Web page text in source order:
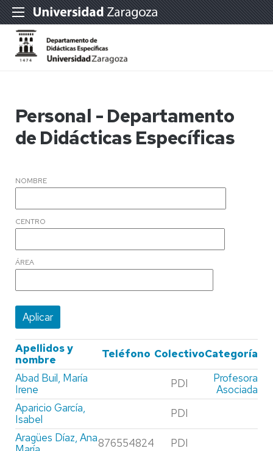
Personal - Departamento
de Didácticas Específicas
NOMBRE
CENTRO
ÁREA
Apellidos y
nombre
Teléfono ColectivoCategoría
Abad Buil, María
Irene
PDI
Profesora
Asociada
Aparicio García,
Isabel
PDI
Aragües Díaz, Ana876554824 PDI